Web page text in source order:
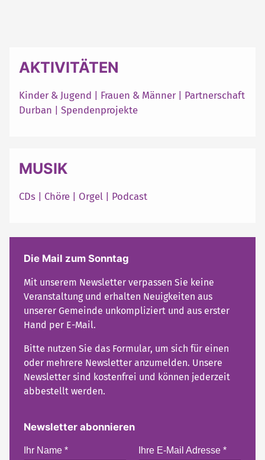
AKTIVITÄTEN
Kinder & Jugend Frauen & Männer| Partnerschaft
Durban
Spendenprojekte
MUSIK
CDs Chöre Orgel Podcast
Die Mail zum Sonntag
Mit unserem Newsletter verpassen Sie keine
Veranstaltung und erhalten Neuigkeiten aus
unserer Gemeinde unkompliziert und aus erster
Hand per E-Mail.
Bitte nutzen Sie das Formular, um sich für einen
oder mehrere Newsletter anzumelden. Unsere
Newsletter sind kostenfrei und können jederzeit
abbestellt werden.
Newsletter abonnieren
Ihr Name * Ihre E-Mail Adresse *